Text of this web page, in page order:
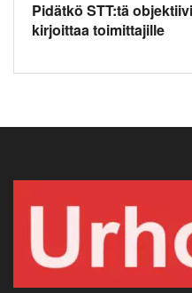
Pidätkö STT:tä
kirjoittaa toimittajille